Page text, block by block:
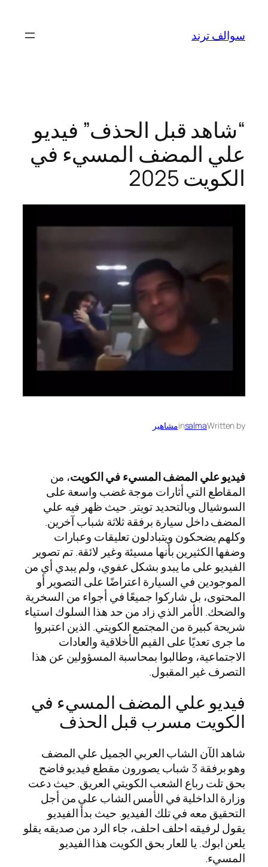
المحتوى
سوالف ترند
“شاهد قبل الحذف” فيديو
علي المضف المسيء في
الكويت 2025
Written by
salma
inمشاهير
فيديو علي المضف المسيء في الكويت، من
المقاطع التي أثارات موجة غضب واسعة على
السوشيال وبالتحديد تويتر. حيث ظهر فيه علي
المضف داخل سيارة برفقة ثلاثة شباب آخرين.
وكلهم يضحكون ويتبادلون تعليقات وعبارات
وضفها الكثيرين بأنها مسيئة وغير لائقة. تم تصوير
الفيديو على ما يبدو بشكل عفوي، ولم يبدي أي من
الموجودين في السيارة اعتراضًا على التصوير أو
المحتوى، بل شاركوا جميعًا في أجواء من السخرية
والضحك. الأمر الذي زاد من حد هذا السلوك استياء
شريحة كبيرة من المجتمع الكويتي. الذين اعتبروا
ما جرى تعديًا على القيم الأخلاقية والعادات
الاجتماعية، وطالبوا بمحاسبة المسؤولين عن هذا
التصرف غير المقبول.
فيديو علي المضف المسيء في
الكويت مسرب قبل الحذف
شاهد الآن الشاب العربي الجميل علي المضف
وهو برفقة 3 شباب يصورون مقطع فيديو فاضح
بحق تلت رباع الشعب الكويتي العريق. حيث دعت
وزارة الداخلية في الأمس الشاب علي من أجل
التحقيق معه في تلك الفيديو. حيث بدأ الفيديو
يقول لرفيقه احلف احلف، جاء الرد من صديقه يقلو
يلعن ابوك. يا للعار بحق الكويت هذا الفيديو
المسيء.